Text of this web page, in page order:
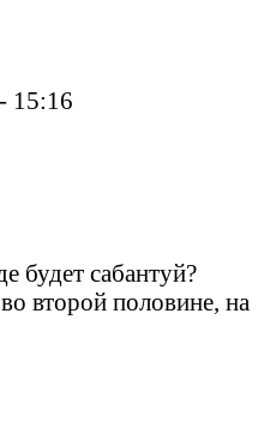
15:16
будет сабантуй?
второй половине, на